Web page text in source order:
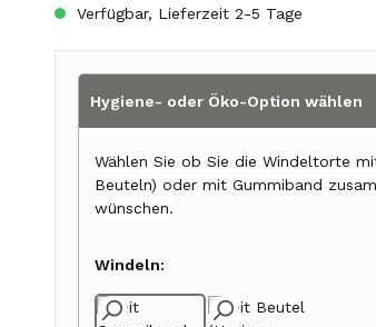
Verfügbar, Lieferzeit 2-5 Tage
Hygiene- oder Öko-Option wählen
Wählen Sie ob Sie die Windeltorte
Beuteln) oder mit Gummiband
wünschen.
Windeln: